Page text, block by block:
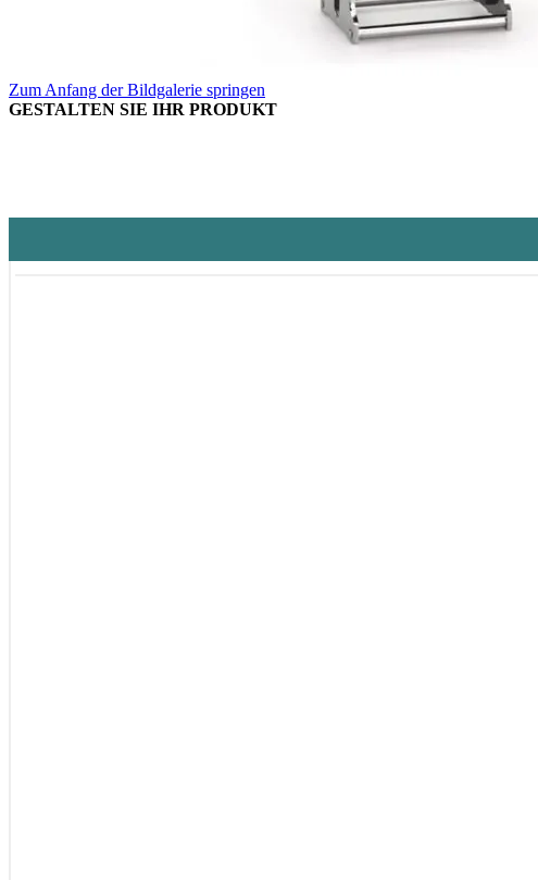
Zum Anfang der Bildgalerie springen
GESTALTEN SIE IHR PRODUKT